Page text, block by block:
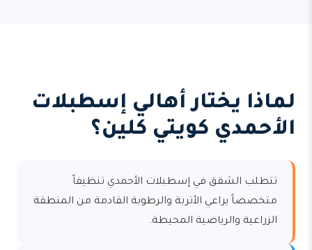
لماذا يختار أهالي إسطبلات
الأحمدي كويتي كلين؟
تتطلب الشقق في إسطبلات الأحمدي تنظيفاً
متخصصاً يراعي الأتربة والرطوبة القادمة من المنطقة
الزراعية والرياضية المحيطة.